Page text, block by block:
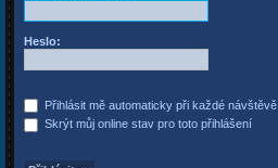
Heslo:
Přihlásit mě automaticky při každé návštěvě
Skrýt můj online stav pro toto přihlášení